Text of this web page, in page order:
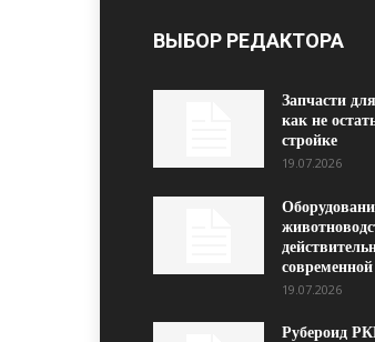
ВЫБОР РЕДАКТОРА
Запчасти
как не
стройке
19.07.2026
19.07.2026
Рубероид